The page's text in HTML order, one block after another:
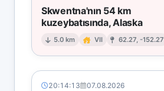
Skwentna'nın 54 km
kuzeybatısında, Alaska
5.0 km VII 62.27, -152.27
20:14:13 07.08.2026